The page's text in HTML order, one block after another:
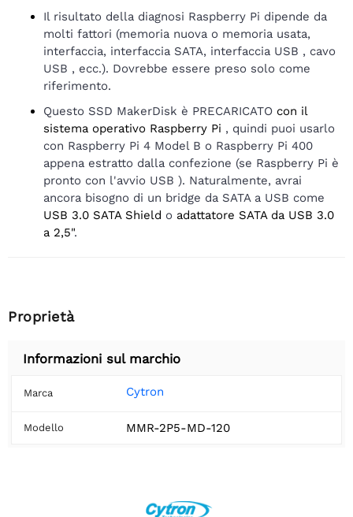
Il risultato della diagnosi Raspberry Pi dipende da
molti fattori (memoria nuova o memoria usata,
interfaccia, interfaccia SATA, interfaccia USB , cavo
USB , ecc.). Dovrebbe essere preso solo come
riferimento.
Questo SSD MakerDisk è PRECARICATO con il
sistema operativo Raspberry Pi , quindi puoi usarlo
con Raspberry Pi 4 Model B o Raspberry Pi 400
appena estratto dalla confezione (se Raspberry Pi è
pronto con l'avvio USB ). Naturalmente, avrai
ancora bisogno di un bridge da SATA a USB come
USB 3.0 SATA Shield o adattatore SATA da USB 3.0
a 2,5".
Proprietà
Informazioni sul marchio
Marca Cytron
Modello MMR-2P5-MD-120